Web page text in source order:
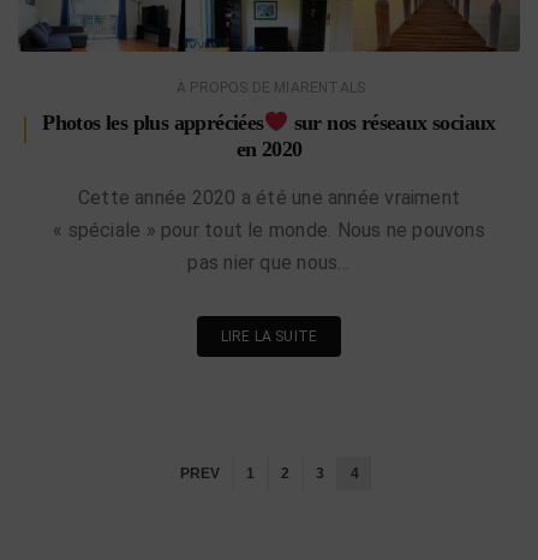
À PROPOS DE MIARENTALS
Photos les plus appréciées
sur nos réseaux sociaux
en 2020
Cette année 2020 a été une année vraiment
« spéciale » pour tout le monde. Nous ne pouvons
pas nier que nous…
LIRE LA SUITE
PREV 1 2 3 4